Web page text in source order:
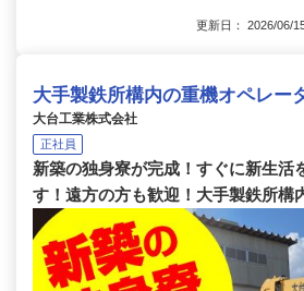
更新日： 2026/06/
大手製鉄所構内の重機オペレー
大台工業株式会社
正社員
新築の独身寮が完成！すぐに新生活
す！遠方の方も歓迎！大手製鉄所構